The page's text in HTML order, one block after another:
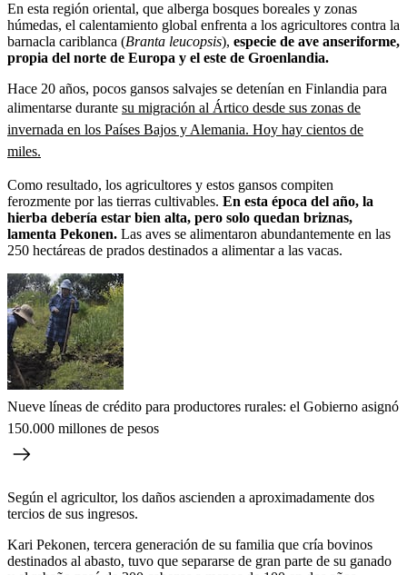
En esta región oriental, que alberga bosques boreales y zonas
húmedas, el calentamiento global enfrenta a los agricultores contra la
barnacla cariblanca (Branta leucopsis), especie de ave anseriforme,
propia del norte de Europa y el este de Groenlandia.
Hace 20 años, pocos gansos salvajes se detenían en Finlandia para
alimentarse durante su migración al Ártico desde sus zonas de
invernada en los Países Bajos y Alemania. Hoy hay cientos de
miles.
Como resultado, los agricultores y estos gansos compiten
ferozmente por las tierras cultivables. En esta época del año, la
hierba debería estar bien alta, pero solo quedan briznas,
lamenta Pekonen. Las aves se alimentaron abundantemente en las
250 hectáreas de prados destinados a alimentar a las vacas.
Nueve líneas de crédito para productores rurales: el Gobierno asignó
150.000 millones de pesos
Según el agricultor, los daños ascienden a aproximadamente dos
tercios de sus ingresos.
Kari Pekonen, tercera generación de su familia que cría bovinos
destinados al abasto, tuvo que separarse de gran parte de su ganado